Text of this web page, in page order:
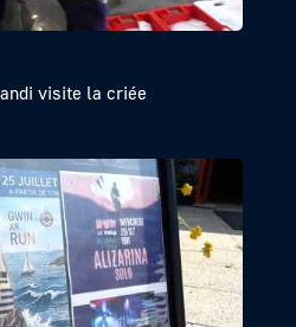
visite la criée